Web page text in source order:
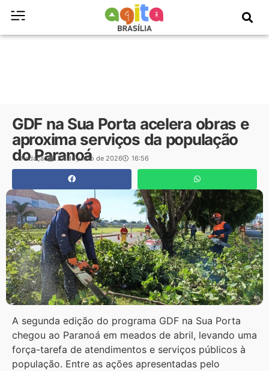
GDF na Sua Porta acelera obras e
aproxima serviços da população
do Paranoá
Redação 24 de junho de 2026 16:56
A segunda edição do programa GDF na Sua Porta
chegou ao Paranoá em meados de abril, levando uma
força-tarefa de atendimentos e serviços públicos à
população. Entre as ações apresentadas pelo